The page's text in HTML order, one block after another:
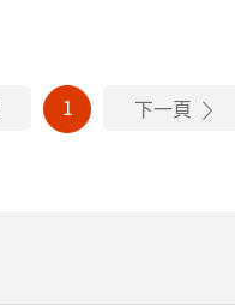
1 下一頁